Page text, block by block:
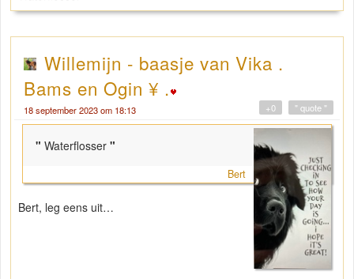
Willemijn - baasje van Vika .
Bams en Ogin ¥ .
18 september 2023 om 18:13 " quote "
+0
" Waterflosser "
Bert
Bert, leg eens uit…